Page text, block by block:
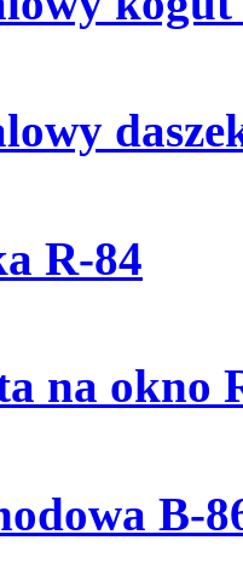
R-84
na okno
B-